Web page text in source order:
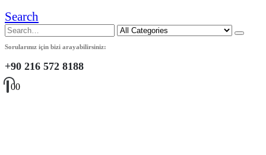
Search
Sorularınız için bizi arayabilirsiniz:
+90 216 572 8188
00